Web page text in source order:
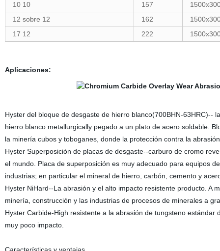
10 10
157
12 sobre 12
162
17 12
222
Aplicaciones:
Hyster del bloque de desgaste de hierro blanco(700BHN-63HRC)--
hierro blanco metallurgically pegado a un plato de acero soldable.
la minería cubos y toboganes, donde la protección contra la
Hyster Superposición de placas de desgaste--carburo de cromo
el mundo. Placa de superposición es muy adecuado para equipos
industrias; en particular el mineral de hierro, carbón, cemento y
Hyster NiHard--La abrasión y el alto impacto resistente producto. A
minería, construcción y las industrias de procesos de minerales a
Hyster Carbide-High resistente a la abrasión de tungsteno
muy poco impacto.